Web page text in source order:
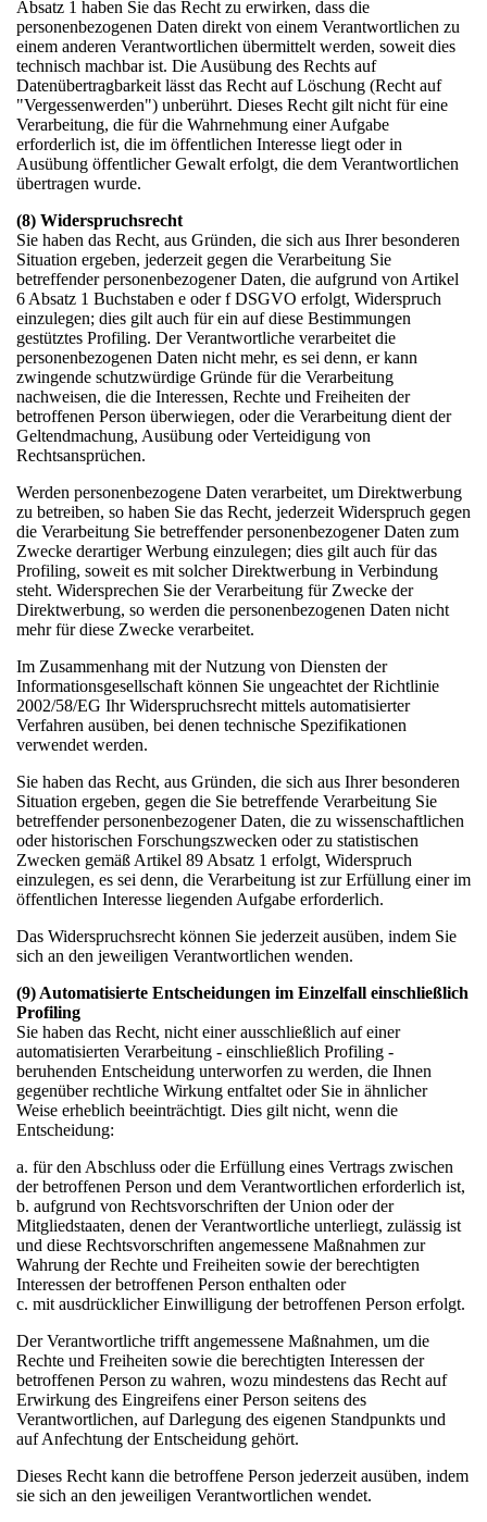
Absatz 1 haben Sie das Recht zu erwirken, dass die
personenbezogenen Daten direkt von einem Verantwortlichen zu
einem anderen Verantwortlichen übermittelt werden, soweit dies
technisch machbar ist. Die Ausübung des Rechts auf
Datenübertragbarkeit lässt das Recht auf Löschung (Recht auf
"Vergessenwerden") unberührt. Dieses Recht gilt nicht für eine
Verarbeitung, die für die Wahrnehmung einer Aufgabe
erforderlich ist, die im öffentlichen Interesse liegt oder in
Ausübung öffentlicher Gewalt erfolgt, die dem Verantwortlichen
übertragen wurde.
(8) Widerspruchsrecht
Sie haben das Recht, aus Gründen, die sich aus Ihrer besonderen
Situation ergeben, jederzeit gegen die Verarbeitung Sie
betreffender personenbezogener Daten, die aufgrund von Artikel
6 Absatz 1 Buchstaben e oder f DSGVO erfolgt, Widerspruch
einzulegen; dies gilt auch für ein auf diese Bestimmungen
gestütztes Profiling. Der Verantwortliche verarbeitet die
personenbezogenen Daten nicht mehr, es sei denn, er kann
zwingende schutzwürdige Gründe für die Verarbeitung
nachweisen, die die Interessen, Rechte und Freiheiten der
betroffenen Person überwiegen, oder die Verarbeitung dient der
Geltendmachung, Ausübung oder Verteidigung von
Rechtsansprüchen.
Werden personenbezogene Daten verarbeitet, um Direktwerbung
zu betreiben, so haben Sie das Recht, jederzeit Widerspruch gegen
die Verarbeitung Sie betreffender personenbezogener Daten zum
Zwecke derartiger Werbung einzulegen; dies gilt auch für das
Profiling, soweit es mit solcher Direktwerbung in Verbindung
steht. Widersprechen Sie der Verarbeitung für Zwecke der
Direktwerbung, so werden die personenbezogenen Daten nicht
mehr für diese Zwecke verarbeitet.
Im Zusammenhang mit der Nutzung von Diensten der
Informationsgesellschaft können Sie ungeachtet der Richtlinie
2002/58/EG Ihr Widerspruchsrecht mittels automatisierter
Verfahren ausüben, bei denen technische Spezifikationen
verwendet werden.
Sie haben das Recht, aus Gründen, die sich aus Ihrer besonderen
Situation ergeben, gegen die Sie betreffende Verarbeitung Sie
betreffender personenbezogener Daten, die zu wissenschaftlichen
oder historischen Forschungszwecken oder zu statistischen
Zwecken gemäß Artikel 89 Absatz 1 erfolgt, Widerspruch
einzulegen, es sei denn, die Verarbeitung ist zur Erfüllung einer im
öffentlichen Interesse liegenden Aufgabe erforderlich.
Das Widerspruchsrecht können Sie jederzeit ausüben, indem Sie
sich an den jeweiligen Verantwortlichen wenden.
(9) Automatisierte Entscheidungen im Einzelfall einschließlich
Profiling
Sie haben das Recht, nicht einer ausschließlich auf einer
automatisierten Verarbeitung - einschließlich Profiling -
beruhenden Entscheidung unterworfen zu werden, die Ihnen
gegenüber rechtliche Wirkung entfaltet oder Sie in ähnlicher
Weise erheblich beeinträchtigt. Dies gilt nicht, wenn die
Entscheidung:
a. für den Abschluss oder die Erfüllung eines Vertrags zwischen
der betroffenen Person und dem Verantwortlichen erforderlich ist,
b. aufgrund von Rechtsvorschriften der Union oder der
Mitgliedstaaten, denen der Verantwortliche unterliegt, zulässig ist
und diese Rechtsvorschriften angemessene Maßnahmen zur
Wahrung der Rechte und Freiheiten sowie der berechtigten
Interessen der betroffenen Person enthalten oder
c. mit ausdrücklicher Einwilligung der betroffenen Person erfolgt.
Der Verantwortliche trifft angemessene Maßnahmen, um die
Rechte und Freiheiten sowie die berechtigten Interessen der
betroffenen Person zu wahren, wozu mindestens das Recht auf
Erwirkung des Eingreifens einer Person seitens des
Verantwortlichen, auf Darlegung des eigenen Standpunkts und
auf Anfechtung der Entscheidung gehört.
Dieses Recht kann die betroffene Person jederzeit ausüben, indem
sie sich an den jeweiligen Verantwortlichen wendet.